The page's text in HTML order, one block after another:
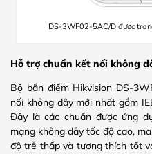
DS-3WF02-5AC/D được
Hỗ trợ chuẩn kết nối không
Bộ bắn điểm Hikvision DS-
nối không dây mới nhất gồm
Đây là các chuẩn được ứng
mạng không dây tốc độ cao,
độ trễ thấp và tương thích tốt